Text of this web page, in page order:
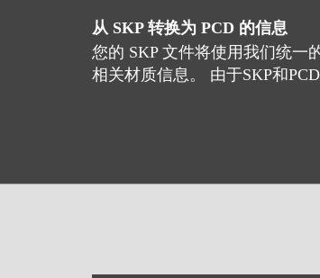
从 SKP 转换为 PCD 的信息
您的 SKP 文件将使用我们统一
相关材质信息。 由于SKP和